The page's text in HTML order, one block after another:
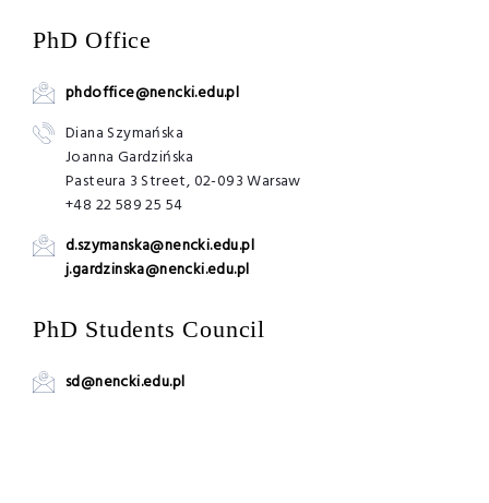
PhD Office
phdoffice@nencki.edu.pl
Diana Szymańska
Joanna Gardzińska
Pasteura 3 Street, 02-093 Warsaw
+48 22 589 25 54
d.szymanska@nencki.edu.pl
j.gardzinska@nencki.edu.pl
PhD Students Council
sd@nencki.edu.pl